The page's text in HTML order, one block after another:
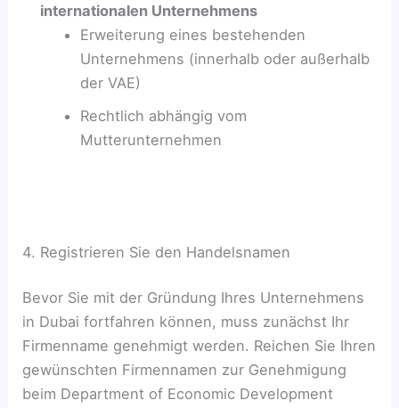
internationalen Unternehmens
Erweiterung eines bestehenden
Unternehmens (innerhalb oder außerhalb
der VAE)
Rechtlich abhängig vom
Mutterunternehmen
4. Registrieren Sie den Handelsnamen
Bevor Sie mit der Gründung Ihres Unternehmens
in Dubai fortfahren können, muss zunächst Ihr
Firmenname genehmigt werden. Reichen Sie Ihren
gewünschten Firmennamen zur Genehmigung
beim Department of Economic Development